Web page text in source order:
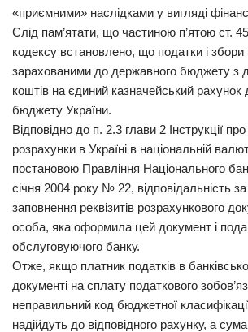
Світ
Цікаво
Наука
Технології
Історії
Рецепти
Привітання
Події
Трагедії
Курйози
«приємними» наслідками у вигляді
Слід пам’ятати, що частиною п’ятою ст.
кодексу встановлено, що податки і
зарахованими до державного бюджету з
коштів на єдиний казначейський рахунок
бюджету України.
Відповідно до п. 2.3 глави 2 Інструкції про
розрахунки в Україні в національній
постановою Правління Національного
січня 2004 року № 22, відповідальність
заповнення реквізитів розрахункового
особа, яка оформила цей документ і
обслуговуючого банку.
Отже, якщо платник податків в
документі на сплату податкового
неправильний код бюджетної
надійдуть до відповідного рахунку, а